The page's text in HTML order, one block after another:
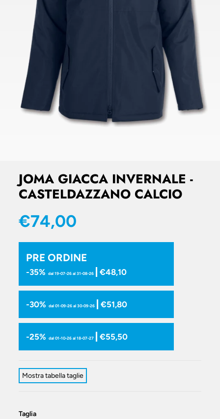
JOMA GIACCA INVERNALE -
CASTELDAZZANO CALCIO
€74,00
PRE ORDINE
-35% dal 19-07-26 al 31-08-26 €48,10
-30% dal 01-09-26 al 30-09-26 €51,80
-25% dal 01-10-26 al 18-07-27 €55,50
Mostra tabella taglie
Taglia